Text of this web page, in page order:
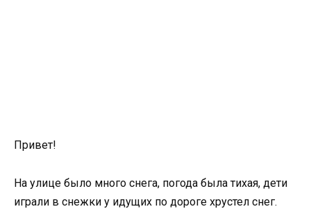
Привет!
На улице было много снега, погода была тихая, дети
играли в снежки у идущих по дороге хрустел снег.